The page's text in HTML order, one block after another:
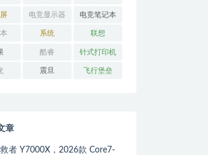
电竞显示器 电竞笔记本
系统 联想
酷睿 针式打印机
震旦 飞行堡垒
章
者 Y7000X，2026款 Core7-